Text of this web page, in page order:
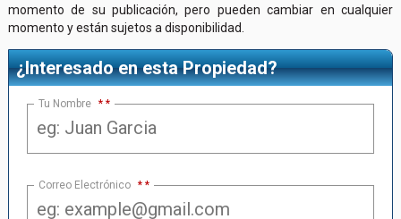
momento de su publicación, pero pueden cambiar en cualquier
momento y están sujetos a disponibilidad.
¿Interesado en esta Propiedad?
Tu Nombre *
Correo Electrónico *